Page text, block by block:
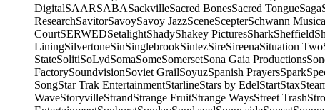
DigitalSAARSABASackvilleSacred BonesSacred TongueSaga
ResearchSavitorSavoySavoy JazzSceneScepterSchwann
CourtSERWEDSetalightShadyShakey PicturesSharkSheffield
LiningSilvertoneSinSinglebrookSintezSireSireenaSituation Two
StateSolitiSoLydSomaSomeSomersetSona Gaia Productions
FactorySoundvisionSoviet GrailSoyuzSpanish PrayersSpark
SongStar Trak EntertainmentStarlineStars by EdelStartStax
WaveStoryvilleStrandStrange FruitStrange WaysStreet Trash